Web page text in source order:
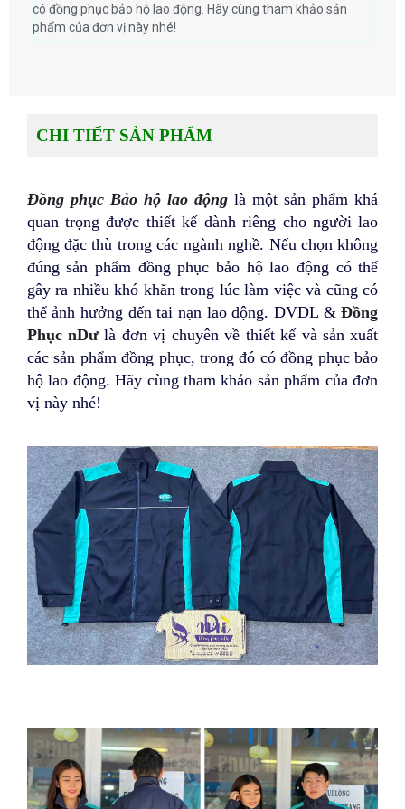
có đồng phục bảo hộ lao động. Hãy cùng tham khảo sản
phẩm của đơn vị này nhé!
CHI TIẾT SẢN PHẨM
Đồng phục Bảo hộ lao động là một sản phẩm khá
quan trọng được thiết kế dành riêng cho người lao
động đặc thù trong các ngành nghề. Nếu chọn không
đúng sản phẩm đồng phục bảo hộ lao động có thể
gây ra nhiều khó khăn trong lúc làm việc và cũng có
thể ảnh hưởng đến tai nạn lao động. DVDL &Đồng
Phục nDư là đơn vị chuyên về thiết kế và sản xuất
các sản phẩm đồng phục, trong đó có đồng phục bảo
hộ lao động. Hãy cùng tham khảo sản phẩm của đơn
vị này nhé!